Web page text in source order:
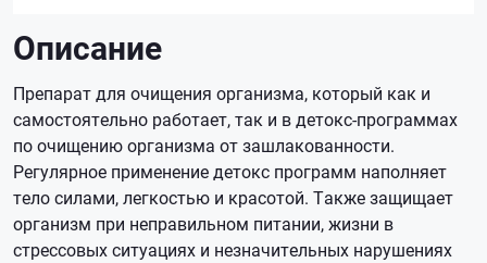
Описание
Препарат для очищения организма, который как и
самостоятельно работает, так и в детокс-программах
по очищению организма от зашлакованности.
Регулярное применение детокс программ наполняет
тело силами, легкостью и красотой. Также защищает
организм при неправильном питании, жизни в
стрессовых ситуациях и незначительных нарушениях